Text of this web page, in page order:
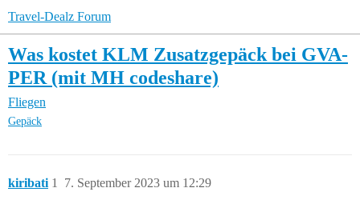
Travel-Dealz Forum
Was kostet KLM Zusatzgepäck bei GVA-
PER (mit MH codeshare)
Fliegen
Gepäck
kiribati 7. September 2023 um 12:29
1